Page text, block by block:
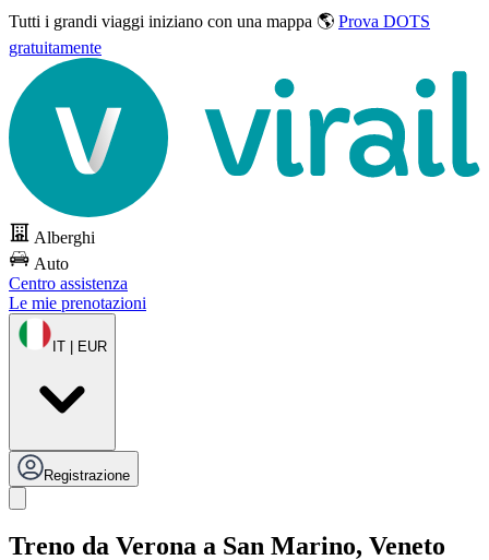
Tutti i grandi viaggi iniziano con una mappa 🌎 Prova DOTS
gratuitamente
Alberghi
Auto
Centro assistenza
Le mie prenotazioni
IT | EUR
Registrazione
Treno da Verona a San Marino, Veneto